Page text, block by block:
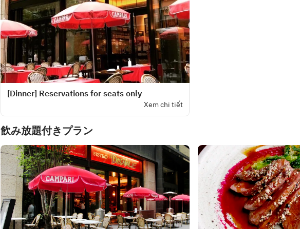
[Dinner] Reservations for seats only
Xem chi tiết
飲み放題付きプラン